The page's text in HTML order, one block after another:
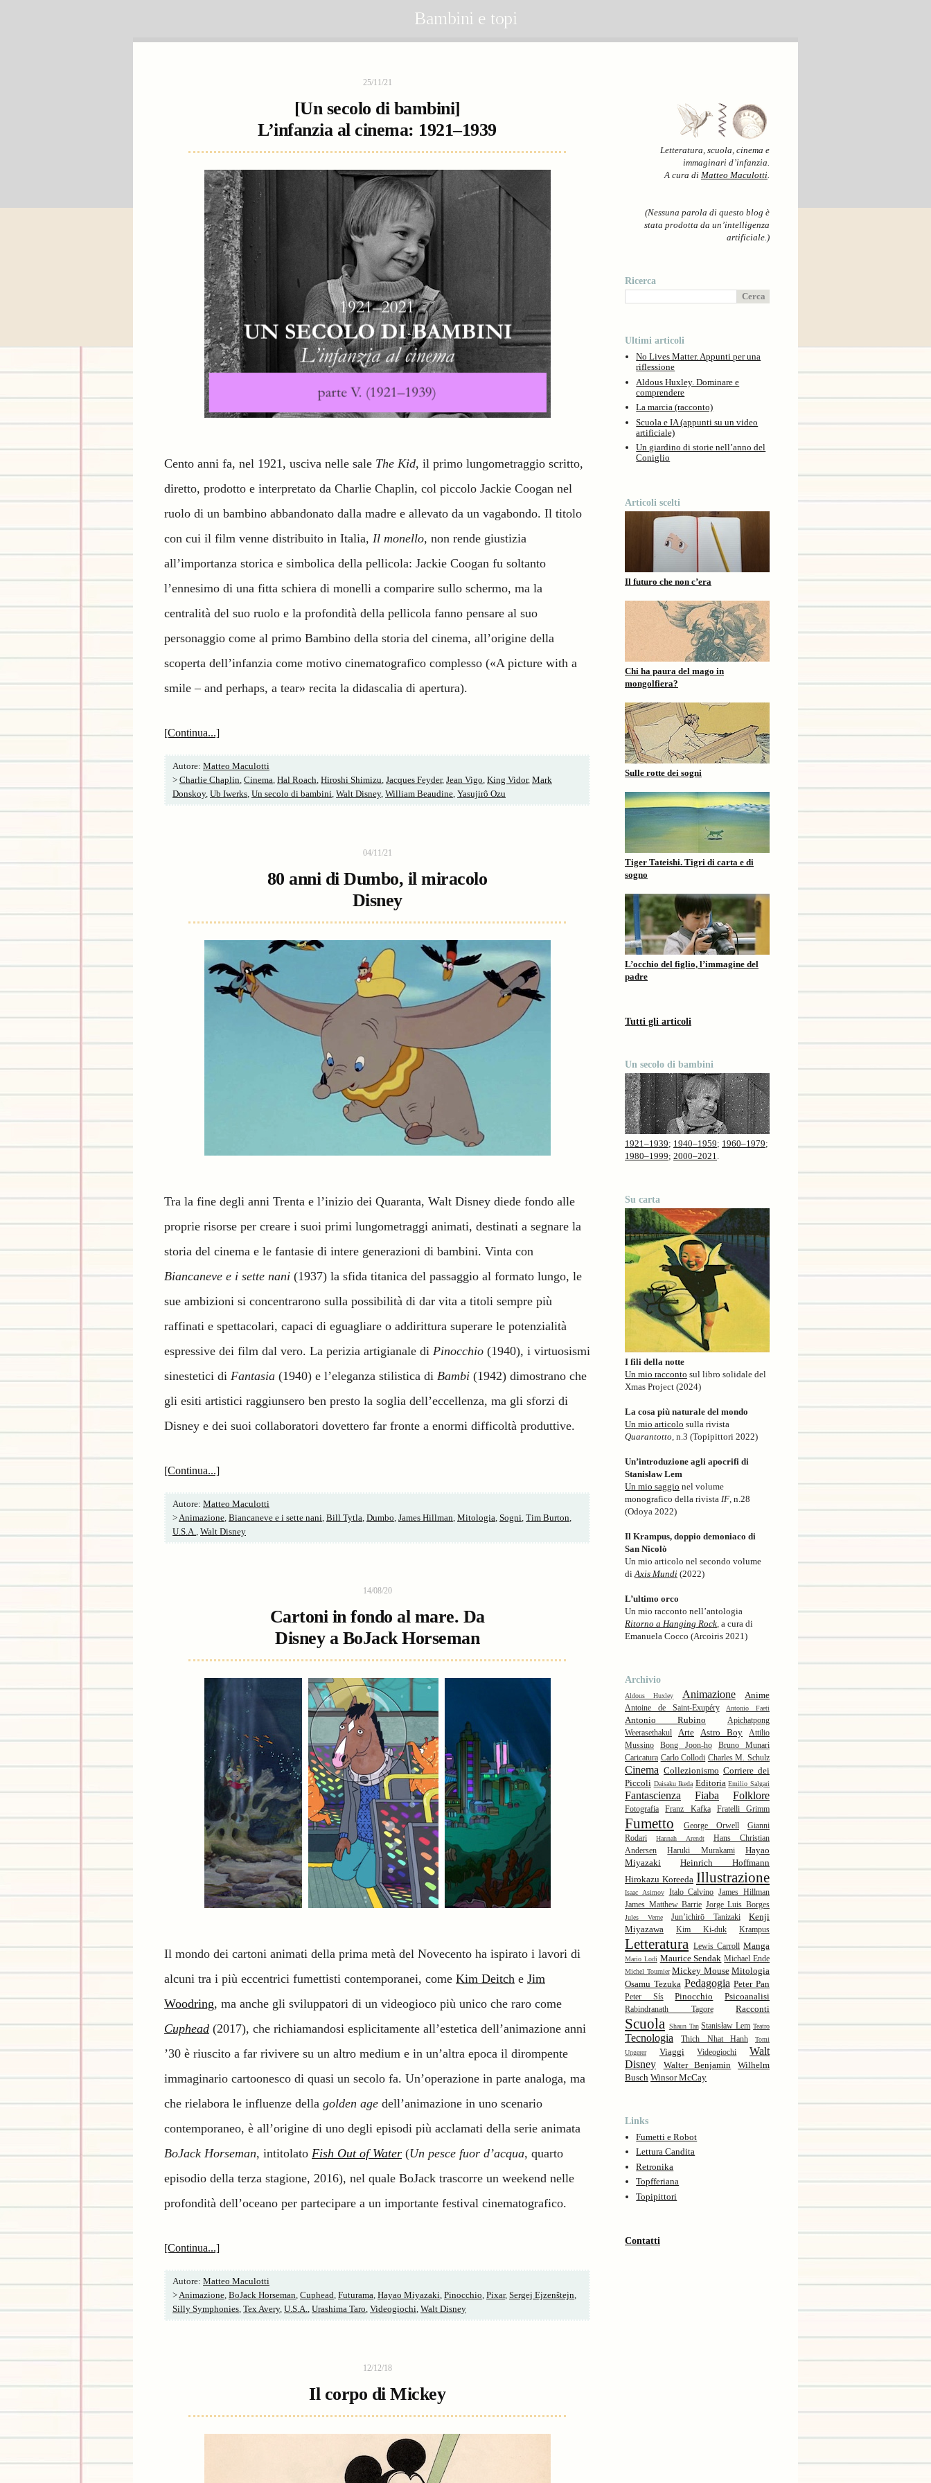
Bambini e topi
25/11/21
[Un secolo di bambini]
L’infanzia al cinema: 1921–1939
Cento anni fa, nel 1921, usciva nelle sale The Kid, il primo lungometraggio scritto,
diretto, prodotto e interpretato da Charlie Chaplin, col piccolo Jackie Coogan nel
ruolo di un bambino abbandonato dalla madre e allevato da un vagabondo. Il titolo
con cui il film venne distribuito in Italia, Il monello, non rende giustizia
all’importanza storica e simbolica della pellicola: Jackie Coogan fu soltanto
l’ennesimo di una fitta schiera di monelli a comparire sullo schermo, ma la
centralità del suo ruolo e la profondità della pellicola fanno pensare al suo
personaggio come al primo Bambino della storia del cinema, all’origine della
scoperta dell’infanzia come motivo cinematografico complesso («A picture with a
smile – and perhaps, a tear» recita la didascalia di apertura).
[Continua...]
Autore: Matteo Maculotti
> Charlie Chaplin, Cinema, Hal Roach, Hiroshi Shimizu, Jacques Feyder, Jean Vigo, King Vidor, Mark
Donskoy, Ub Iwerks, Un secolo di bambini, Walt Disney, William Beaudine, Yasujirô Ozu
04/11/21
80 anni di Dumbo, il miracolo
Disney
Tra la fine degli anni Trenta e l’inizio dei Quaranta, Walt Disney diede fondo alle
proprie risorse per creare i suoi primi lungometraggi animati, destinati a segnare la
storia del cinema e le fantasie di intere generazioni di bambini. Vinta con
Biancaneve e i sette nani (1937) la sfida titanica del passaggio al formato lungo, le
sue ambizioni si concentrarono sulla possibilità di dar vita a titoli sempre più
raffinati e spettacolari, capaci di eguagliare o addirittura superare le potenzialità
espressive dei film dal vero. La perizia artigianale di Pinocchio (1940), i virtuosismi
sinestetici di Fantasia (1940) e l’eleganza stilistica di Bambi (1942) dimostrano che
gli esiti artistici raggiunsero ben presto la soglia dell’eccellenza, ma gli sforzi di
Disney e dei suoi collaboratori dovettero far fronte a enormi difficoltà produttive.
[Continua...]
Autore: Matteo Maculotti
>Animazione, Biancaneve e i sette nani, Bill Tytla, Dumbo, James Hillman, Mitologia, Sogni, Tim Burton,
U.S.A., Walt Disney
14/08/20
Cartoni in fondo al mare. Da
Disney a BoJack Horseman
Il mondo dei cartoni animati della prima metà del Novecento ha ispirato i lavori di
alcuni tra i più eccentrici fumettisti contemporanei, come Kim Deitch e Jim
Woodring, ma anche gli sviluppatori di un videogioco più unico che raro come
Cuphead (2017), che richiamandosi esplicitamente all’estetica dell’animazione anni
’30 è riuscito a far rivivere su un altro medium e in un’altra epoca il dirompente
immaginario cartoonesco di quasi un secolo fa. Un’operazione in parte analoga, ma
che rielabora le influenze della golden age dell’animazione in uno scenario
contemporaneo, è all’origine di uno degli episodi più acclamati della serie animata
BoJack Horseman, intitolato Fish Out of Water (Un pesce fuor d’acqua, quarto
episodio della terza stagione, 2016), nel quale BoJack trascorre un weekend nelle
profondità dell’oceano per partecipare a un importante festival cinematografico.
[Continua...]
Autore: Matteo Maculotti
>Animazione, BoJack Horseman, Cuphead, Futurama, Hayao Miyazaki, Pinocchio, Pixar, Sergej Ejzenštejn,
Silly Symphonies, Tex Avery, U.S.A., Urashima Taro, Videogiochi, Walt Disney
12/12/18
Il corpo di Mickey
Letteratura, scuola, cinema e
immaginari d’infanzia.
A cura di Matteo Maculotti.
(Nessuna parola di questo blog è
stata prodotta da un’intelligenza
artificiale.)
Ricerca
Ultimi articoli
No Lives Matter. Appunti per una
riflessione
Aldous Huxley. Dominare e
comprendere
La marcia (racconto)
Scuola e IA (appunti su un video
artificiale)
Un giardino di storie nell’anno del
Coniglio
Articoli scelti
Il futuro che non c’era
Chi ha paura del mago in
mongolfiera?
Sulle rotte dei sogni
Tiger Tateishi. Tigri di carta e di
sogno
L’occhio del figlio, l’immagine del
padre
Tutti gli articoli
Un secolo di bambini
1921–1939; 1940–1959; 1960–1979;
1980–1999; 2000–2021
Su carta
I fili della notte
Un mio racconto sul libro solidale del
Xmas Project (2024)
La cosa più naturale del mondo
Un mio articolo sulla rivista
Quarantotto , n.3 (Topipittori 2022)
Un’introduzione agli apocrifi di
Stanisław Lem
Un mio saggio nel volume
monografico della rivista IF , n.28
(Odoya 2022)
Il Krampus, doppio demoniaco di
San Nicolò
Un mio articolo nel secondo volume
di Axis Mundi (2022)
L’ultimo orco
Un mio racconto nell’antologia
Ritorno a Hanging Rock , a cura di
Emanuela Cocco (Arcoiris 2021)
Archivio
Aldous Huxley Animazione Anime
Antoine de Saint-Exupéry Antonio Faeti
Antonio Rubino
Apichatpong
Weerasethakul
Arte Astro Boy
Attilio
Mussino
Bong Joon-ho
Bruno Munari
Caricatura Carlo Collodi Charles M. Schulz
Cinema Collezionismo Corriere dei
Piccoli Daisaku Ikeda Editoria Emilio Salgari
Fantascienza Fiaba Folklore
Fotografia Franz Kafka Fratelli Grimm
Fumetto George Orwell
Gianni
Rodari
Hannah Arendt
Hans Christian
Andersen
Haruki Murakami
Hayao
Miyazaki
Heinrich Hoffmann
Hirokazu Koreeda Illustrazione
Isaac Asimov Italo Calvino James Hillman
James Matthew Barrie Jorge Luis Borges
Jules Verne Jun’ichirō Tanizaki
Kenji
Miyazawa
Kim Ki-duk Krampus
Letteratura Lewis Carroll Manga
Mario Lodi Maurice Sendak Michael Ende
Michel Tournier Mickey Mouse Mitologia
Osamu Tezuka Pedagogia Peter Pan
Peter Sís Pinocchio Psicoanalisi
Rabindranath Tagore Racconti
Scuola Shaun Tan Stanisław Lem Teatro
Tecnologia Thich Nhat Hanh
Tomi
Ungerer
Viaggi Videogiochi
Walt
Disney
Walter Benjamin
Wilhelm
Busch Winsor McCay
Links
Fumetti e Robot
Lettura Candita
Retronika
Topfferiana
Topipittori
Contatti